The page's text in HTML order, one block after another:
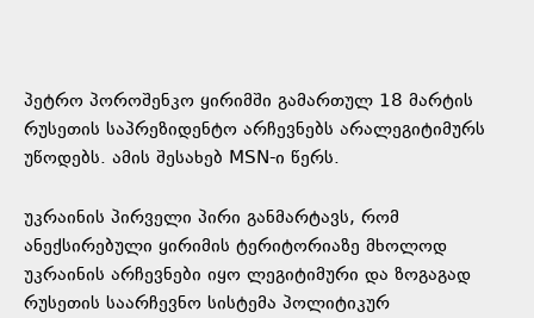
პეტრო პოროშენკო ყირიმში გამართულ 18 მარტის
რუსეთის საპრეზიდენტო არჩევნებს არალეგიტიმურს
უწოდებს. ამის შესახებ MSN-ი წერს.
უკრაინის პირველი პირი განმარტავს, რომ
ანექსირებული ყირიმის ტერიტორიაზე მხოლოდ
უკრაინის არჩევნები იყო ლეგიტიმური და ზოგაგად
რუსეთის საარჩევნო სისტემა პოლიტიკურ